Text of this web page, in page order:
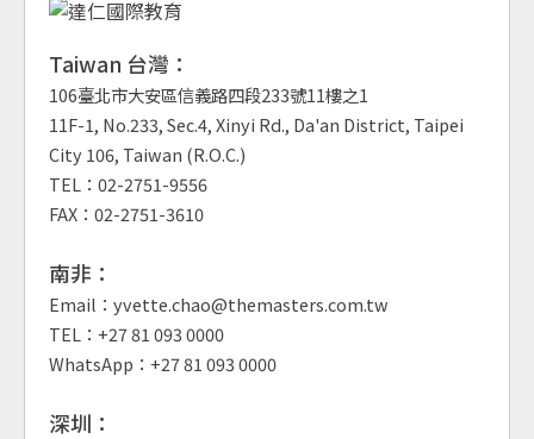
Taiwan 台灣：
106臺北市大安區信義路四段233號11樓之1
11F-1, No.233, Sec.4, Xinyi Rd., Da'an District, Taipei
City 106, Taiwan (R.O.C.)
TEL：02-2751-9556
FAX：02-2751-3610
南非：
Email：yvette.chao@themasters.com.tw
TEL：+27 81 093 0000
WhatsApp：+27 81 093 0000
深圳：